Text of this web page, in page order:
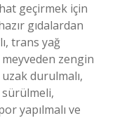
geçirmek için
gıdalardan
trans yağ
meyveden zengin
durulmalı,
yapılmalı ve